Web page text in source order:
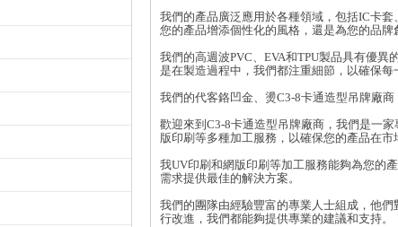
我們的產品廣泛應用於各種領域，包括IC卡
您的產品增添個性化的風格，還是為您的品
我們的高週波PVC、EVA和TPU製品具有優
是在製造過程中，我們都注重細節，以確保每
我們的代客鉻凹金、燙C3-8卡通造型吊牌廠商
歡迎來到C3-8卡通造型吊牌廠商，我們是一
版印刷等多種加工服務，以確保您的產品在市
我UV印刷和網版印刷等加工服務能夠為您的
需求提供最佳的解決方案。
我們的團隊由經驗豐富的專業人士組成，他
行改進，我們都能夠提供專業的建議和支持。